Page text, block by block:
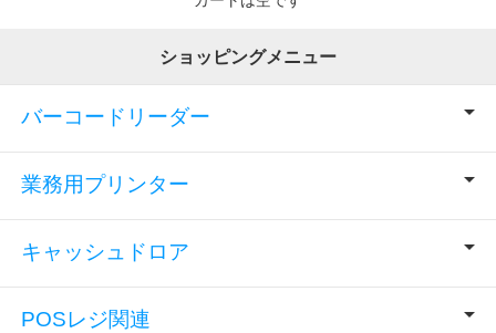
ショッピングメニュー
バーコードリーダー
業務用プリンター
キャッシュドロア
POSレジ関連